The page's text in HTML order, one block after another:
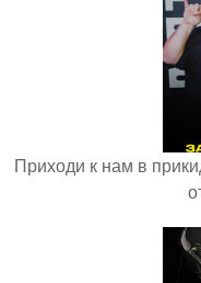
Приходи к нам в